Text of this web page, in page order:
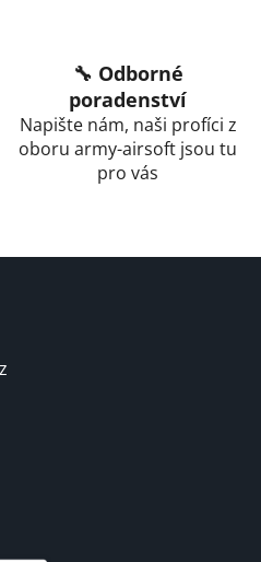
🔧 Odborné
poradenství
Napište nám, naši profíci z
oboru army-airsoft jsou tu
pro vás